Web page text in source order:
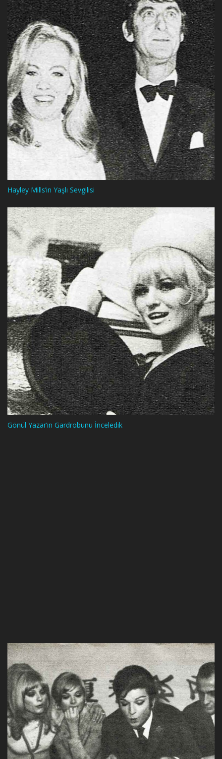
Hayley Mills’in Yaşlı Sevgilisi
Gönül Yazar’ın Gardrobunu İnceledik